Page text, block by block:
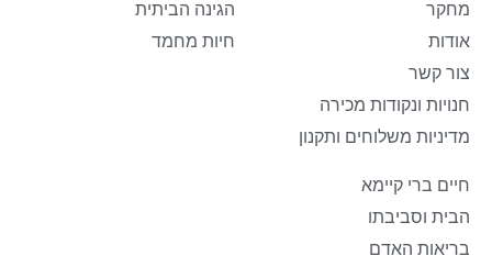
מחקר
אודות
צור קשר
חנויות ונקודות מכירה
מדיניות משלוחים ותקנון
הגינה הביתית
חיות מחמד
חיים ברי קיימא
הבית וסביבתו
בריאות האדם